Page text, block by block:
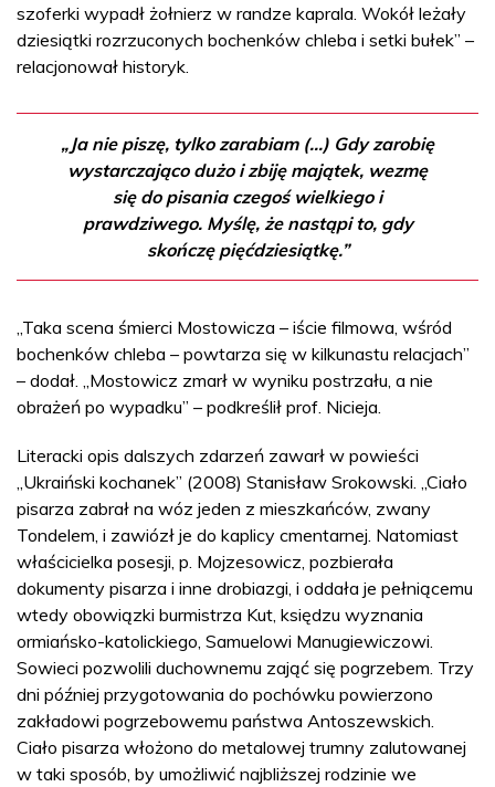
szoferki wypadł żołnierz w randze kaprala. Wokół leżały
dziesiątki rozrzuconych bochenków chleba i setki bułek” –
relacjonował historyk.
„Ja nie piszę, tylko zarabiam (...) Gdy zarobię
wystarczająco dużo i zbiję majątek, wezmę
się do pisania czegoś wielkiego i
prawdziwego. Myślę, że nastąpi to, gdy
skończę pięćdziesiątkę.”
„Taka scena śmierci Mostowicza – iście filmowa, wśród
bochenków chleba – powtarza się w kilkunastu relacjach”
– dodał. „Mostowicz zmarł w wyniku postrzału, a nie
obrażeń po wypadku” – podkreślił prof. Nicieja.
Literacki opis dalszych zdarzeń zawarł w powieści
„Ukraiński kochanek” (2008) Stanisław Srokowski. „Ciało
pisarza zabrał na wóz jeden z mieszkańców, zwany
Tondelem, i zawiózł je do kaplicy cmentarnej. Natomiast
właścicielka posesji, p. Mojzesowicz, pozbierała
dokumenty pisarza i inne drobiazgi, i oddała je pełniącemu
wtedy obowiązki burmistrza Kut, księdzu wyznania
ormiańsko-katolickiego, Samuelowi Manugiewiczowi.
Sowieci pozwolili duchownemu zająć się pogrzebem. Trzy
dni później przygotowania do pochówku powierzono
zakładowi pogrzebowemu państwa Antoszewskich.
Ciało pisarza włożono do metalowej trumny zalutowanej
w taki sposób, by umożliwić najbliższej rodzinie we